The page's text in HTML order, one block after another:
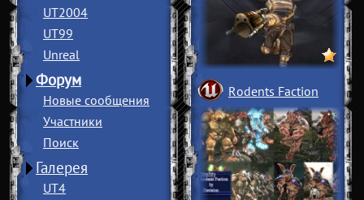
UT2004
UT99
Unreal
Форум
Новые сообщения
Участники
Поиск
Галерея
UT4
Rodents Faction